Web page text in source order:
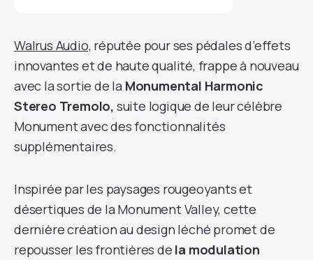
Walrus Audio, réputée pour ses pédales d’effets
innovantes et de haute qualité, frappe à nouveau
avec la sortie de la Monumental Harmonic
Stereo Tremolo, suite logique de leur célèbre
Monument avec des fonctionnalités
supplémentaires.
Inspirée par les paysages rougeoyants et
désertiques de la Monu­ment Valley, cette
dernière création au design léché promet de
repousser les frontières de la modulation